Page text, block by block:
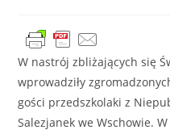
W nastrój zbliżających się
wprowadziły
gości przedszkolaki z
Salezjanek we Wschowie.